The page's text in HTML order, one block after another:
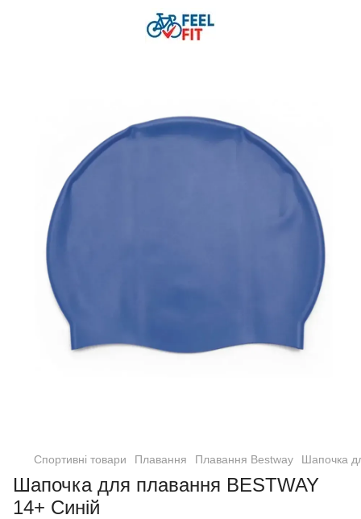
Спортивні товари Плавання Плавання Bestway Шапочка
Шапочка для плавання BESTWAY
14+ Синій